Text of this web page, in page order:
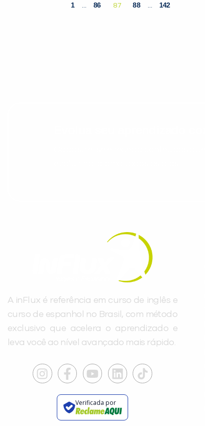
1 86 87 88 142
A inFlux é referência em curso de inglês e
curso de espanhol no Brasil, com método
exclusivo que acelera o aprendizado e
leva você ao nível avançado mais rápido.
Verificada por